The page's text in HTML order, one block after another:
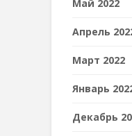
Май 2022
Апрель
Март 2022
Январь
Декабрь